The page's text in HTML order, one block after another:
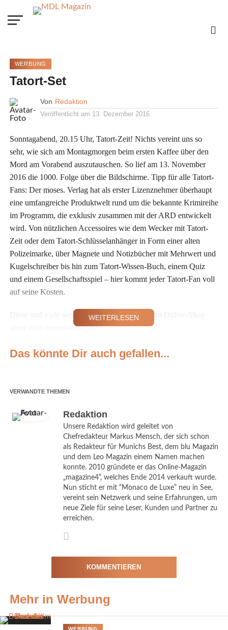
WERBUNG
Tatort-Set
Von Redaktion
Veröffentlicht am 13. Dezember 2016
Sonntagabend, 20.15 Uhr, Tatort-Zeit! Nichts vereint uns so
sehr, wie sich am Montagmorgen beim ersten Kaffee über den
Mord am Vorabend auszutauschen. So lief am 13. November
2016 die 1000. Folge über die Bildschirme. Tipp für alle Tatort-
Fans: Der moses. Verlag hat als erster Lizenznehmer überhaupt
eine umfangreiche Produktwelt rund um die bekannte Krimireihe
im Programm, die exklusiv zusammen mit der ARD entwickelt
wird. Von nützlichen Accessoires wie dem Wecker mit Tatort-
Zeit oder dem Tatort-Schlüsselanhänger in Form einer alten
Polizeimarke, über Magnete und Notizbücher mit Mehrwert und
Kugelschreiber bis hin zum Tatort-Wissen-Buch, einem Quiz
und einem Gesellschaftsspiel – hier kommt jeder Tatort-Fan voll
auf seine Kosten.
Diese und viele weitere Produktreihen gibt’s im Online-Shop
unter shop.moses-verlag.de.
Monaco de Luxe verlost 1 Tatort-Set bestehend aus „Das
Fotos: moses. Verlag
WEITERLESEN
Das könnte Dir auch gefallen...
VERWANDTE THEMEN
Redaktion
Unsere Redaktion wird geleitet von
Chefredakteur Markus Mensch, der sich schon
als Redakteur für Munichs Best, dem blu Magazin
und dem Leo Magazin einem Namen machen
konnte. 2010 gründete er das Online-Magazin
„magazine4“, welches Ende 2014 verkauft wurde.
Nun sticht er mit “Monaco de Luxe” neu in See,
vereint sein Netzwerk und seine Erfahrungen, um
neue Ziele für seine Leser, Kunden und Partner zu
erreichen.
KOMMENTIEREN
Mehr in Werbung
WERBUNG